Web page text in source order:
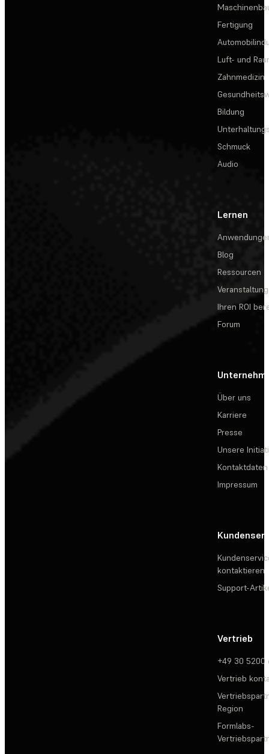
Fertigung
Luft- und
Zahnmedizin
Bildung
Schmuck
Audio
Lernen
Blog
Ressourcen
Ihren ROI
Forum
Über uns
Karriere
Presse
Unsere
Kontaktdaten
Impressum
kontaktieren
Support-
Vertrieb
+49 30 5200
Vertrieb
Region
Formlabs-